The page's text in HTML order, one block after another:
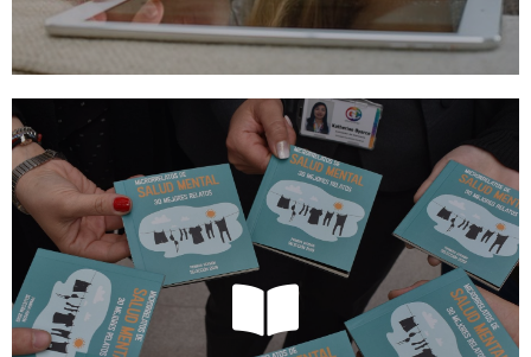
menos de 111 palabras un texto que dé cuenta sobre cómo
vivimos en Chile la Salud Mental.
Más información